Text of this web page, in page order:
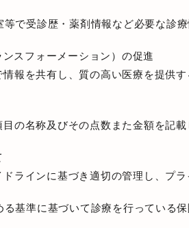
で受診歴・薬剤情報など必要な診療
スフォーメーション）の促進
報を共有し、質の高い医療を提供
の名称及びその点数また金額を記載
ラインに基づき適切の管理し、プ
基準に基づいて診療を行っている保